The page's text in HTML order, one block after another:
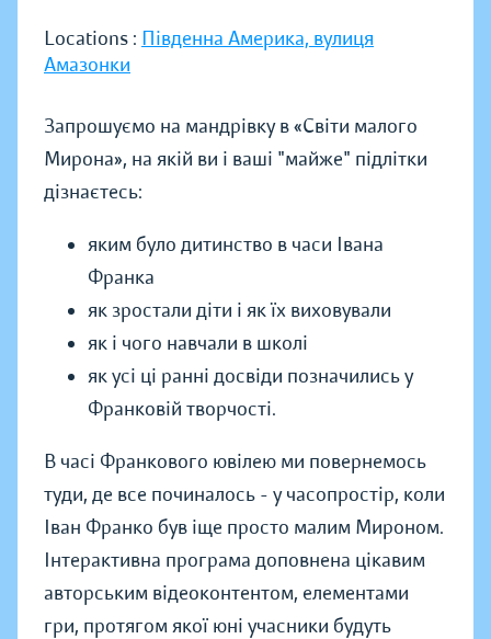
Locations : Південна Америка, вулиця
Амазонки
Запрошуємо на мандрівку в «Світи малого
Мирона», на якій ви і ваші "майже" підлітки
дізнаєтесь:
яким було дитинство в часи Івана
Франка
як зростали діти і як їх виховували
як і чого навчали в школі
як усі ці ранні досвіди позначились у
Франковій творчості.
В часі Франкового ювілею ми повернемось
туди, де все починалось - у часопростір, коли
Іван Франко був іще просто малим Мироном.
Інтерактивна програма доповнена цікавим
авторським відеоконтентом, елементами
гри, протягом якої юні учасники будуть